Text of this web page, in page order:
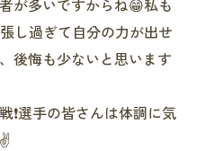
が多いですからね😁私も
し過ぎて自分の力が出せ
後悔も少ないと思います
❗️選手の皆さんは体調に気